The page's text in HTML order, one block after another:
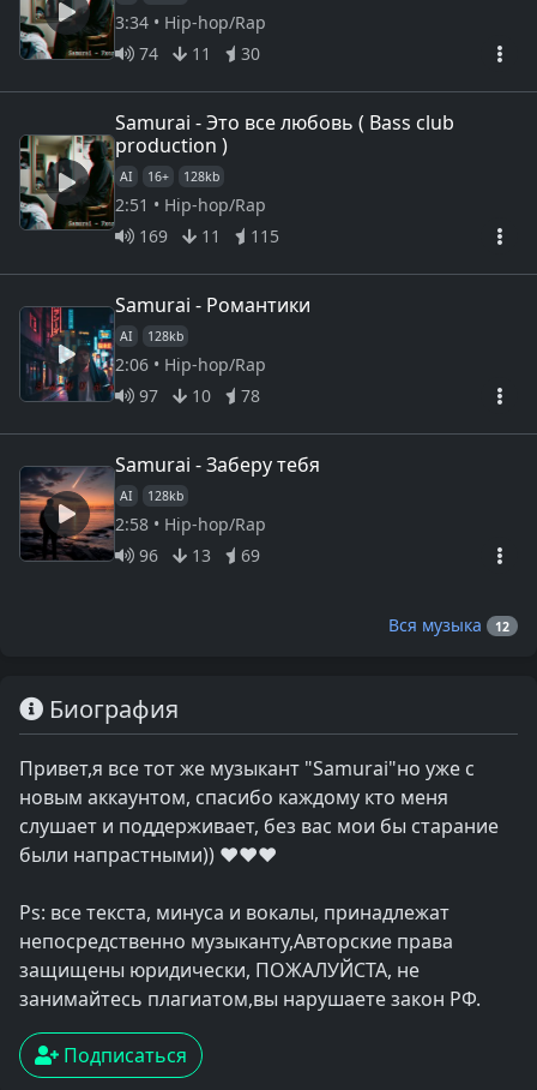
3:34 • Hip-hop/Rap
74
11 30
Samurai - Это все любовь ( Bass club
production )
AI 16+ 128kb
2:51 • Hip-hop/Rap
169
11 115
Samurai - Романтики
AI 128kb
2:06 • Hip-hop/Rap
97
10 78
Samurai - Заберу тебя
AI 128kb
2:58 • Hip-hop/Rap
96
13 69
Вся музыка 12
Биография
Привет,я все тот же музыкант "Samurai"но уже с
новым аккаунтом, спасибо каждому кто меня
слушает и поддерживает, без вас мои бы старание
были напрастными)) ❤❤❤
Ps: все текста, минуса и вокалы, принадлежат
непосредственно музыканту,Авторские права
защищены юридически, ПОЖАЛУЙСТА, не
занимайтесь плагиатом,вы нарушаете закон РФ.
Подписаться